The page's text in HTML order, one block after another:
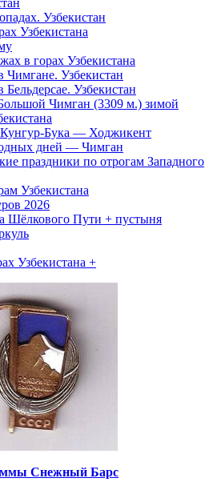
Узбекистан
Узбекистана
в горах Узбекистана
Чимгане. Узбекистан
Узбекистан
Чимган (3309 м.) зимой
Кунгур-Бука — Ходжикент
дней — Чимган
праздники по отрогам Западного
Узбекистана
2026
Шёлкового Пути + пустыня
Узбекистана +
Снежный Барс